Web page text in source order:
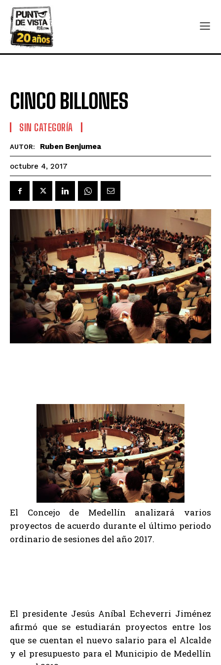
CINCO BILLONES
SIN CATEGORÍA
AUTOR: Ruben Benjumea
octubre 4, 2017
El Concejo de Medellín analizará varios
proyectos de acuerdo durante el último periodo
ordinario de sesiones del año 2017.
El presidente Jesús Aníbal Echeverri Jiménez
afirmó que se estudiarán proyectos entre los
que se cuentan el nuevo salario para el Alcalde
y el presupuesto para el Municipio de Medellín